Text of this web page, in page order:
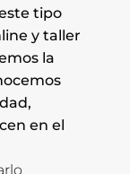
tipo
y taller
la
en el